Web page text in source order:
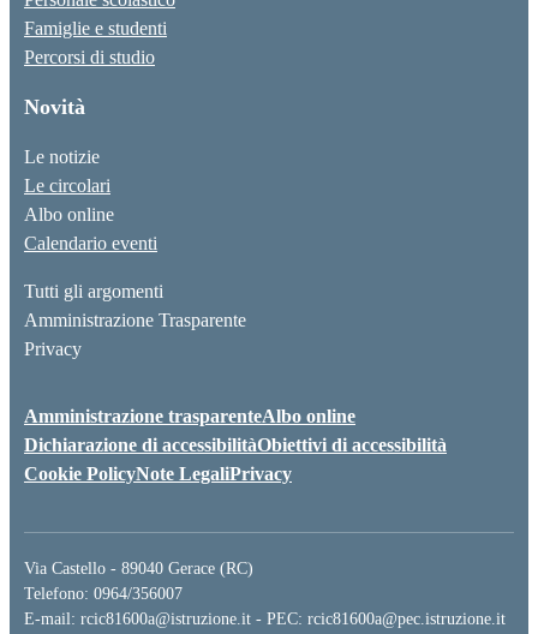
Famiglie e studenti
Percorsi di studio
Novità
Le notizie
Le circolari
Albo online
Calendario eventi
Tutti gli argomenti
Amministrazione Trasparente
Privacy
Amministrazione trasparenteAlbo online
Dichiarazione di accessibilitàObiettivi di accessibilità
Cookie PolicyNote LegaliPrivacy
Via Castello - 89040 Gerace (RC)
Telefono: 0964/356007
E-mail: rcic81600a@istruzione.it - PEC: rcic81600a@pec.istruzione.it